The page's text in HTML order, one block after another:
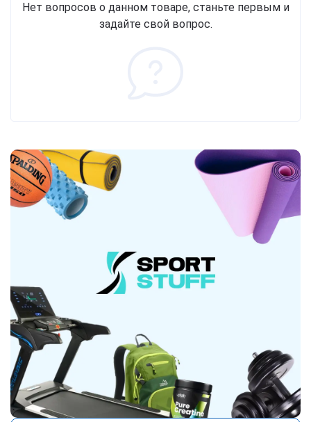
Нет вопросов о данном товаре, станьте первым и
задайте свой вопрос.